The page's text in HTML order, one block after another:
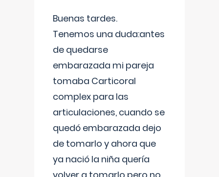
Buenas tardes.
Tenemos una duda:antes
de quedarse
embarazada mi pareja
tomaba Carticoral
complex para las
articulaciones, cuando se
quedó embarazada dejo
de tomarlo y ahora que
ya nació la niña quería